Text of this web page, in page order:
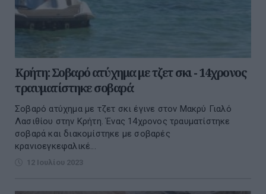
Κρήτη: Σοβαρό ατύχημα με τζετ σκι - 14χρονος
τραυματίστηκε σοβαρά
Σοβαρό ατύχημα με τζετ σκι έγινε στον Μακρύ Γιαλό
Λασιθίου στην Κρήτη. Ένας 14χρονος τραυματίστηκε
σοβαρά και διακομίστηκε με σοβαρές
κρανιοεγκεφαλικέ...
12 Ιουλίου 2023